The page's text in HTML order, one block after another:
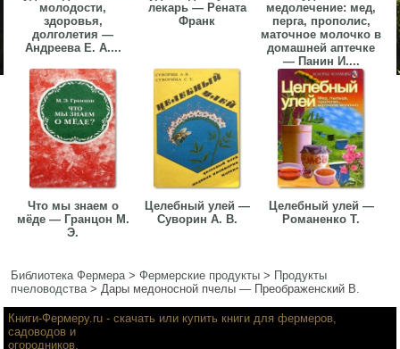
молодости,
здоровья,
долголетия —
Андреева Е. А....
лекарь — Рената
Франк
медолечение: мед,
перга, прополис,
маточное молочко в
домашней аптечке
— Панин И....
Что мы знаем о
мёде — Гранцон М.
Э.
Целебный улей —
Суворин А. В.
Целебный улей —
Романенко Т.
Библиотека Фермера>Фермерские продукты > Продукты
пчеловодства>Дары медоносной пчелы — Преображенский В.
Книги-Фермеру.ru - скачать или купить книги для фермеров,
садоводов и
огородников.